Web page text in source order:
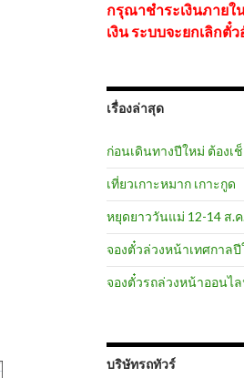
กรุณาชำระเงินภายใ
เงิน ระบบจะยกเลิกตั๋
เรื่องล่าสุด
ก่อนเดินทางปีใหม่ ต้องเ
เที่ยวเกาะหมาก เกาะกูด
หยุดยาววันแม่ 12-14 ส.ค
จองตั๋วล่วงหน้าเทศกาลปี
จองตั๋วรถล่วงหน้าออนไ
บริษัทรถทัวร์